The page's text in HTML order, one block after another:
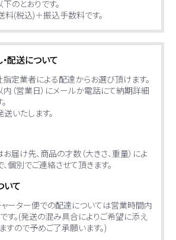
のとおりです。
(税込)＋振込手数料です。
配送について
指定業者による配達からお選び頂けます。
内（営業日）にメールか電話にて納期詳細
いたします。
届け先、商品の才数（大きさ、重量）によ
個別でご連絡させて頂きます。
いて
ャーター便での配達については営業時間内
す。(発送の混み具合によりご希望に添え
すので予めご了承願います。)